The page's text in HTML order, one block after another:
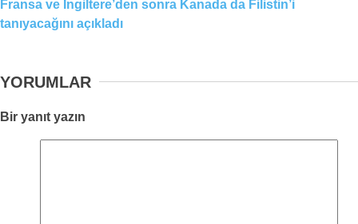
Fransa ve İngiltere’den sonra Kanada da Filistin’i
tanıyacağını açıkladı
YORUMLAR
Bir yanıt yazın